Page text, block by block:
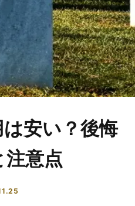
安い？後悔
注意点